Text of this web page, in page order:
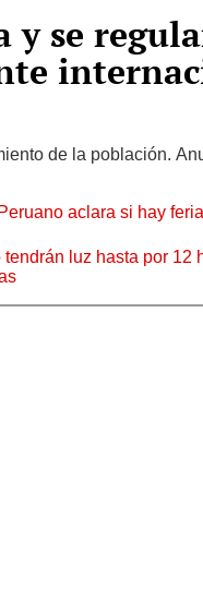
y se
de la población.
aclara si hay
luz hasta por 12